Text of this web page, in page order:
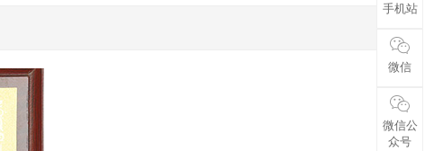
手机站
微信
微信公
众号